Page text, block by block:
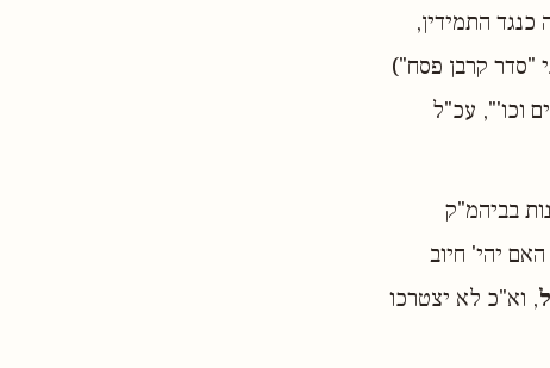
התמידין,
"סדר קרבן פסח")
וכו'", עכ"ל
בביהמ"ק
יהי' חיוב
, וא"כ לא יצטרכו